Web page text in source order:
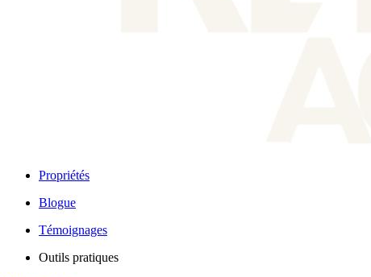
Propriétés
Blogue
Témoignages
Outils pratiques